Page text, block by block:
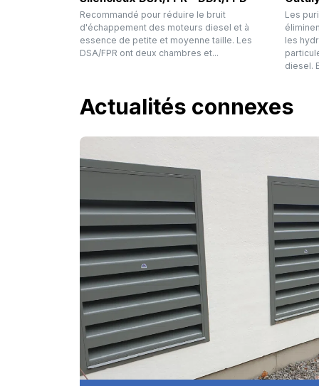
Recommandé pour réduire le bruit
d'échappement des moteurs diesel et à
essence de petite et moyenne taille. Les
DSA/FPR ont deux chambres et...
Les
les
diesel.
Actualités connexes